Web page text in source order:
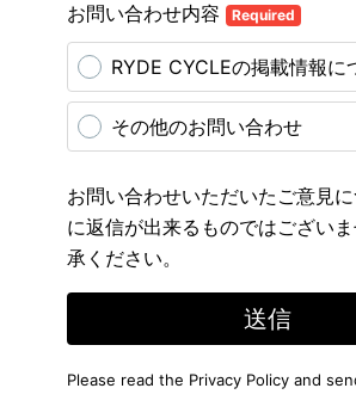
お問い合わせ内容 Required
RYDE CYCLEの掲載情報に
その他のお問い合わせ
お問い合わせいただいたご意見
に返信が出来るものではござい
承ください。
送信
Please read the Privacy Policy and